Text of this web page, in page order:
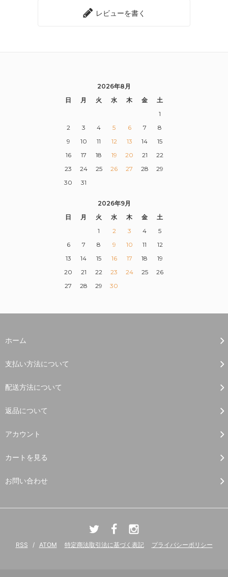
レビューを書く
2026年8月
日
月 火 水 木 金
土
1
2
3 4 5 6 7
8
9
10 11 12 13 14
15
16
17 18 19 20 21
22
23
24 25 26 27 28
29
30
31
2026年9月
日
月 火 水 木 金
土
1
2 3 4
5
6
7 8 9 10 11
12
13
14 15 16 17 18
19
20
21 22 23 24 25
26
27
28 29 30
ホーム
支払い方法について
配送方法について
返品について
アカウント
カートを見る
お問い合わせ
RSS / ATOM 特定商法取引法に基づく表記 プライバシーポリシー